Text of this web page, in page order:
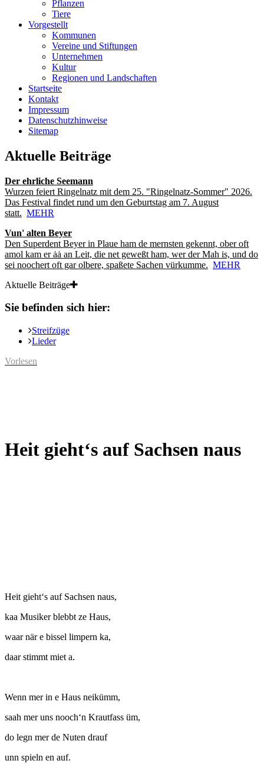
Pflanzen
Tiere
Vorgestellt
Kommunen
Vereine und Stiftungen
Unternehmen
Kultur
Regionen und Landschaften
Startseite
Kontakt
Impressum
Datenschutzhinweise
Sitemap
Aktuelle Beiträge
Der ehrliche Seemann
Wurzen feiert Ringelnatz mit dem 25. "Ringelnatz-Sommer" 2026.
Das Festival findet rund um den Geburtstag am 7. August
statt. MEHR
Vun' alten Beyer
Den Superdent Beyer in Plaue ham de mernsten gekennt, ober oft
amol kam er ȧȧ an Leit, die net geweßt ham, wer der Mah is, und do
sei noochert oft gar olbere, spaßete Sachen vürkumme. MEHR
Aktuelle Beiträge
Sie befinden sich hier:
Streifzüge
Lieder
Vorlesen
Heit gieht‘s auf Sachsen naus
Heit gieht‘s auf Sachsen naus,
kaa Musiker blebbt ze Haus,
waar när e bissel limpern ka,
daar stimmt miet a.
Wenn mer in e Haus neikümm,
saah mer uns nooch‘n Krautfass üm,
do legn mer de Nuten drauf
unn spieln en auf.